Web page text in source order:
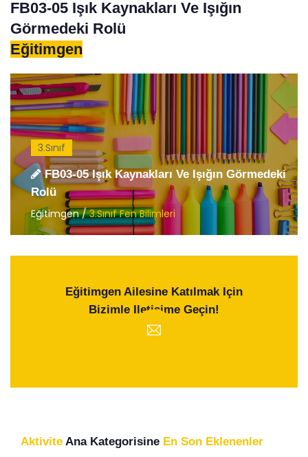
FB03-05 Işık Kaynakları Ve Işığın
Görmedeki Rolü
Eğitimgen
3.Sınıf
FB03-05 Işık Kaynakları Ve Işığın Görmedeki
Rolü
Eğitimgen /3.Sınıf Fen Bilimleri
Eğitimgen Ailesine Katılmak Için
Bizimle Iletişime Geçin!
Aktivite Ana Kategorisine En Son Eklenenler